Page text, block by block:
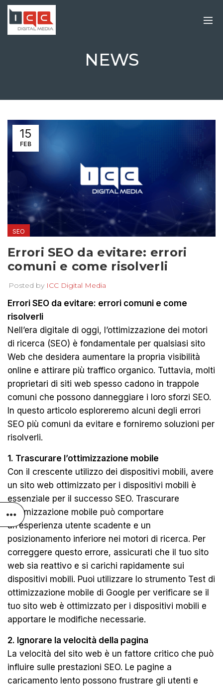
NEWS
15
FEB
SEO
Errori SEO da evitare: errori
comuni e come risolverli
Posted by ICC Digital Media
Errori SEO da evitare: errori comuni e come
risolverli
Nell’era digitale di oggi, l’ottimizzazione dei motori
di ricerca (SEO) è fondamentale per qualsiasi sito
Web che desidera aumentare la propria visibilità
online e attirare più traffico organico. Tuttavia, molti
proprietari di siti web spesso cadono in trappole
comuni che possono danneggiare i loro sforzi SEO.
In questo articolo esploreremo alcuni degli errori
SEO più comuni da evitare e forniremo soluzioni per
risolverli.
1. Trascurare l’ottimizzazione mobile
Con il crescente utilizzo dei dispositivi mobili, avere
un sito web ottimizzato per i dispositivi mobili è
essenziale per il successo SEO. Trascurare
l’ottimizzazione mobile può comportare
un’esperienza utente scadente e un
posizionamento inferiore nei motori di ricerca. Per
correggere questo errore, assicurati che il tuo sito
web sia reattivo e si carichi rapidamente sui
dispositivi mobili. Puoi utilizzare lo strumento Test di
ottimizzazione mobile di Google per verificare se il
tuo sito web è ottimizzato per i dispositivi mobili e
apportare le modifiche necessarie.
2. Ignorare la velocità della pagina
La velocità del sito web è un fattore critico che può
influire sulle prestazioni SEO. Le pagine a
caricamento lento possono frustrare gli utenti e